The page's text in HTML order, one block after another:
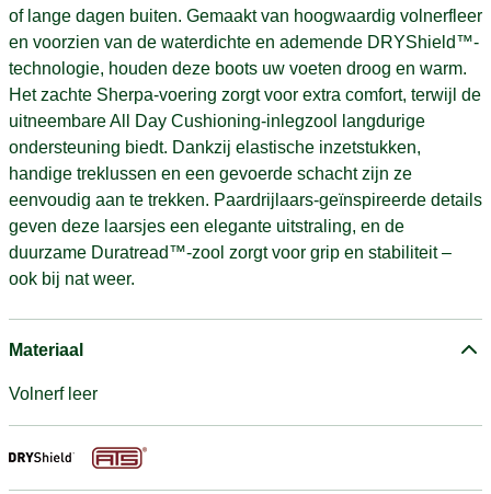
of lange dagen buiten. Gemaakt van hoogwaardig volnerfleer
en voorzien van de waterdichte en ademende DRYShield™-
technologie, houden deze boots uw voeten droog en warm.
Het zachte Sherpa-voering zorgt voor extra comfort, terwijl de
uitneembare All Day Cushioning-inlegzool langdurige
ondersteuning biedt. Dankzij elastische inzetstukken,
handige treklussen en een gevoerde schacht zijn ze
eenvoudig aan te trekken. Paardrijlaars-geïnspireerde details
geven deze laarsjes een elegante uitstraling, en de
duurzame Duratread™-zool zorgt voor grip en stabiliteit –
ook bij nat weer.
Materiaal
Volnerf leer